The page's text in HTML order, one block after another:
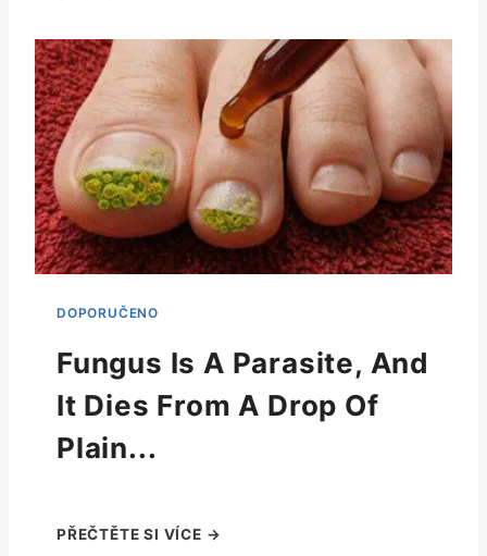
Fungus Is A Parasite, And
It Dies From A Drop Of
Plain...